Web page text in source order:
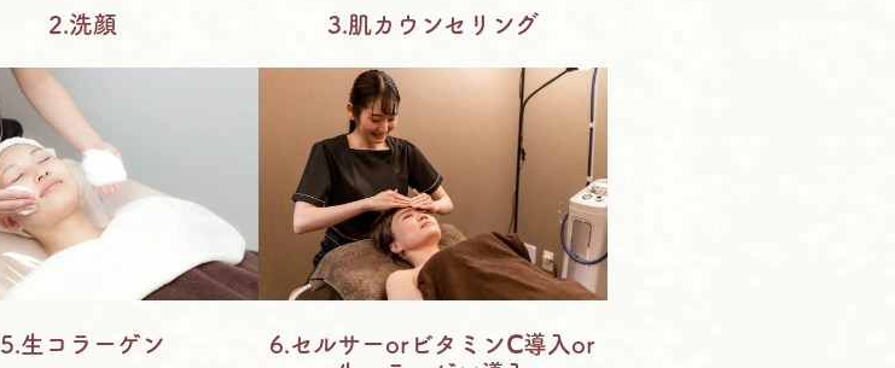
2.洗顔 3.肌カウンセリング
5.生コラーゲン
6.セルサーorビタミンⅭ導入or